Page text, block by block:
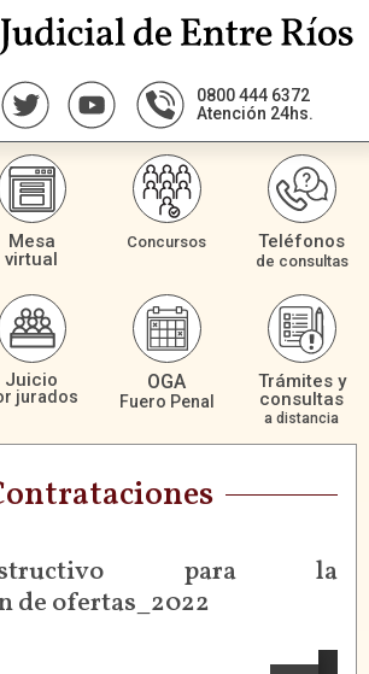
0800 444 6372
Atención 24hs.
Mesa
virtual
Concursos Teléfonos
de consultas
Juicio
jurados
OGA
Fuero Penal
Trámites y
consultas
a distancia
para la
de ofertas_2022